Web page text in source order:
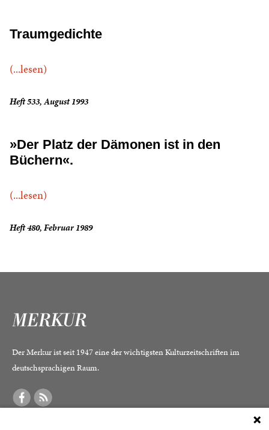
Traumgedichte
(...lesen)
Heft 533, August 1993
»Der Platz der Dämonen ist in den
Büchern«.
(...lesen)
Heft 480, Februar 1989
Der Merkur ist seit 1947 eine der wichtigsten Kulturzeitschriften im
deutschsprachigen Raum.